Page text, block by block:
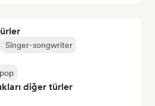
Singer-songwriter
diğer türler